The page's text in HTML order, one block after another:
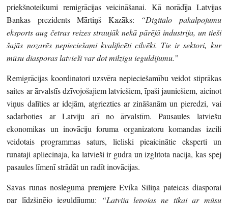
priekšnoteikumi remigrācijas veicināšanai. Kā norādīja Latvijas
Bankas prezidents Mārtiņš Kazāks: “Digitālo pakalpojumu
eksports aug četras reizes straujāk nekā pārējā industrija, un tieši
šajās nozarēs nepieciešami kvalificēti cilvēki. Tie ir sektori, kur
mūsu diasporas latvieši var dot milzīgu ieguldījumu.”
Remigrācijas koordinatori uzsvēra nepieciešamību veidot stiprākas
saites ar ārvalstīs dzīvojošajiem latviešiem, īpaši jauniešiem, aicinot
viņus dalīties ar idejām, atgriezties ar zināšanām un pieredzi, vai
sadarboties ar Latviju arī no ārvalstīm. Pausaules latviešu
ekonomikas un inovāciju foruma organizatoru komandas izcili
veidotais programmas saturs, lieliski pieaicinātie eksperti un
runātāji apliecināja, ka latvieši ir gudra un izglītota nācija, kas spēj
pasaules līmenī strādāt un radīt inovācijas.
Savas runas noslēgumā premjere Evika Siliņa pateicās diasporai
par līdzšinējo ieguldījumu:
“Latvija lepojas ne tikai ar mūsu